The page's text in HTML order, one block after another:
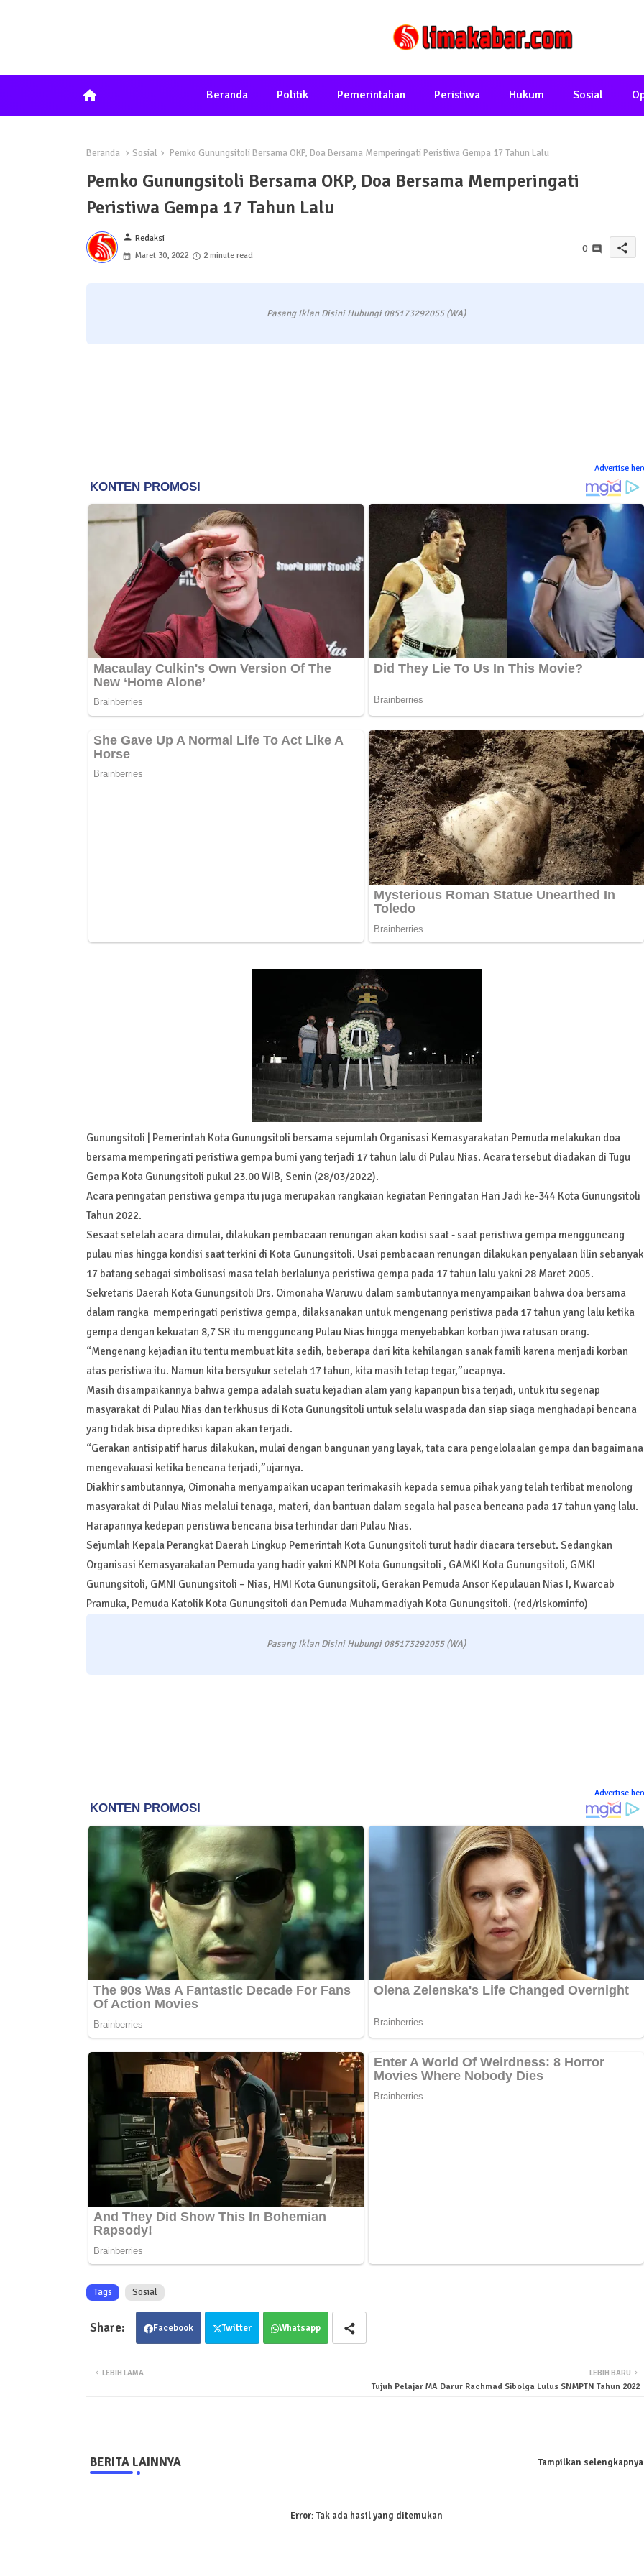
home Beranda Politik Pemerintahan Peristiwa Hukum Sosial
Beranda Sosial Pemko Gunungsitoli Bersama OKP, Doa Bersama Memperingati Peristiwa Gempa 17 Tahun Lalu
Pemko Gunungsitoli Bersama OKP, Doa Bersama Memperingati
Peristiwa Gempa 17 Tahun Lalu
person Redaksi
Maret 30, 2022
2 minute read
0 share
Pasang Iklan Disini Hubungi 085173292055 (WA)
Advertise
Gunungsitoli | Pemerintah Kota Gunungsitoli bersama sejumlah Organisasi Kemasyarakatan Pemuda melakukan doa
bersama memperingati peristiwa gempa bumi yang terjadi 17 tahun lalu di Pulau Nias. Acara tersebut diadakan di Tugu
Gempa Kota Gunungsitoli pukul 23.00 WIB, Senin (28/03/2022).
Acara peringatan peristiwa gempa itu juga merupakan rangkaian kegiatan Peringatan Hari Jadi ke-344 Kota Gunungsitoli
Tahun 2022.
Sesaat setelah acara dimulai, dilakukan pembacaan renungan akan kodisi saat - saat peristiwa gempa mengguncang
pulau nias hingga kondisi saat terkini di Kota Gunungsitoli. Usai pembacaan renungan dilakukan penyalaan lilin sebanyak
17 batang sebagai simbolisasi masa telah berlalunya peristiwa gempa pada 17 tahun lalu yakni 28 Maret 2005.
Sekretaris Daerah Kota Gunungsitoli Drs. Oimonaha Waruwu dalam sambutannya menyampaikan bahwa doa bersama
dalam rangka memperingati peristiwa gempa, dilaksanakan untuk mengenang peristiwa pada 17 tahun yang lalu ketika
gempa dengan kekuatan 8,7 SR itu mengguncang Pulau Nias hingga menyebabkan korban jiwa ratusan orang.
“Mengenang kejadian itu tentu membuat kita sedih, beberapa dari kita kehilangan sanak famili karena menjadi korban
atas peristiwa itu. Namun kita bersyukur setelah 17 tahun, kita masih tetap tegar,”ucapnya.
Masih disampaikannya bahwa gempa adalah suatu kejadian alam yang kapanpun bisa terjadi, untuk itu segenap
masyarakat di Pulau Nias dan terkhusus di Kota Gunungsitoli untuk selalu waspada dan siap siaga menghadapi bencana
yang tidak bisa diprediksi kapan akan terjadi.
“Gerakan antisipatif harus dilakukan, mulai dengan bangunan yang layak, tata cara pengelolaalan gempa dan bagaimana
mengevakuasi ketika bencana terjadi,”ujarnya.
Diakhir sambutannya, Oimonaha menyampaikan ucapan terimakasih kepada semua pihak yang telah terlibat menolong
masyarakat di Pulau Nias melalui tenaga, materi, dan bantuan dalam segala hal pasca bencana pada 17 tahun yang lalu.
Harapannya kedepan peristiwa bencana bisa terhindar dari Pulau Nias.
Sejumlah Kepala Perangkat Daerah Lingkup Pemerintah Kota Gunungsitoli turut hadir diacara tersebut. Sedangkan
Organisasi Kemasyarakatan Pemuda yang hadir yakni KNPI Kota Gunungsitoli , GAMKI Kota Gunungsitoli, GMKI
Gunungsitoli, GMNI Gunungsitoli – Nias, HMI Kota Gunungsitoli, Gerakan Pemuda Ansor Kepulauan Nias I, Kwarcab
Pramuka, Pemuda Katolik Kota Gunungsitoli dan Pemuda Muhammadiyah Kota Gunungsitoli. (red/rlskominfo)
Pasang Iklan Disini Hubungi 085173292055 (WA)
Advertise
Tags Sosial
Facebook Twitter Whatsapp
LEBIH BARU
Tujuh Pelajar MA Darur Rachmad Sibolga Lulus SNMPTN Tahun 2022
LEBIH LAMA
BERITA LAINNYA Tampilkan selengkapnya
Error:Tak ada hasil yang ditemukan